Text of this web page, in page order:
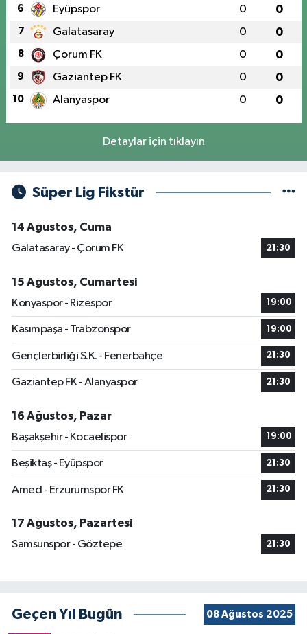
6 Eyüpspor 0 0
7 Galatasaray 0 0
8 Çorum FK 0 0
9 Gaziantep FK 0 0
10 Alanyaspor 0 0
Detaylar için tıklayın
Süper Lig Fikstür
14 Ağustos, Cuma
Galatasaray - Çorum FK
21:30
15 Ağustos, Cumartesi
Konyaspor - Rizespor
19:00
Kasımpaşa - Trabzonspor 19:00
Gençlerbirliği S.K. - Fenerbahçe 21:30
Gaziantep FK - Alanyaspor 21:30
16 Ağustos, Pazar
Başakşehir - Kocaelispor
19:00
Beşiktaş - Eyüpspor 21:30
Amed - Erzurumspor FK 21:30
17 Ağustos, Pazartesi
Samsunspor - Göztepe
21:30
Geçen Yıl Bugün 08 Ağustos 2025